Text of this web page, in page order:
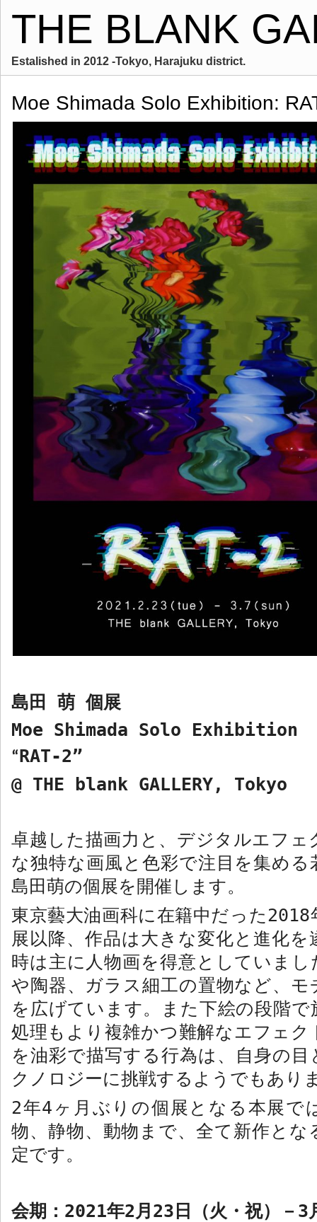
THE BLANK
Estalished in 2012 -Tokyo, Harajuku district.
Moe Shimada Solo Exhibition:
島田 萌 個展
Moe Shimada Solo Exhibition
“RAT-2”
@ THE blank GALLERY, Tokyo
卓越した描画力と、デジタルエフ
な独特な画風と色彩で注目を集め
島田萌の個展を開催します。
東京藝大油画科に在籍中だった2018
展以降、作品は大きな変化と進化
時は主に人物画を得意としていま
や陶器、ガラス細工の置物など、
を広げています。また下絵の段階
処理もより複雑かつ難解なエフェ
を油彩で描写する行為は、自身の
クノロジーに挑戦するようでもあり
2年4 ヶ月ぶりの個展となる本展で
物、静物、動物まで、全て新作とな
定です。
会期： 2021年2月 23 日（火・祝）－ 3